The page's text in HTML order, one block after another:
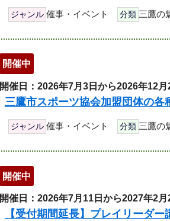
ジャンル 催事・イベント 分類 三鷹の
開催中
開催日：2026年7月3日から2026年12月
三鷹市スポーツ協会加盟団体の各
ジャンル 催事・イベント 分類 三鷹の
開催中
開催日：2026年7月11日から2027年2月
【受付期間延長】プレイリーダ